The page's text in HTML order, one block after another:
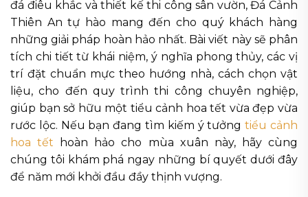
đá điêu khắc và thiết kế thi công sân vườn, Đá Cảnh
Thiên An tự hào mang đến cho quý khách hàng
những giải pháp hoàn hảo nhất. Bài viết này sẽ phân
tích chi tiết từ khái niệm, ý nghĩa phong thủy, các vị
trí đặt chuẩn mực theo hướng nhà, cách chọn vật
liệu, cho đến quy trình thi công chuyên nghiệp,
giúp bạn sở hữu một tiểu cảnh hoa tết vừa đẹp vừa
rước lộc. Nếu bạn đang tìm kiếm ý tưởngtiểu cảnh
hoa tết hoàn hảo cho mùa xuân này, hãy cùng
chúng tôi khám phá ngay những bí quyết dưới đây
để năm mới khởi đầu đầy thịnh vượng.